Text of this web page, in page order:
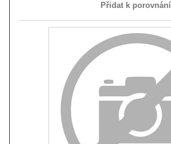
Přidat k porovnání